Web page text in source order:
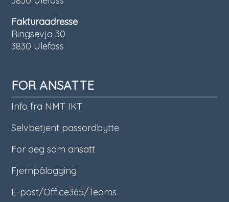
Fakturaadresse
Ringsevja 30
3830 Ulefoss
FOR ANSATTE
Info fra NMT IKT
Selvbetjent passordbytte
For deg som ansatt
Fjernpålogging
E-post/Office365/Teams